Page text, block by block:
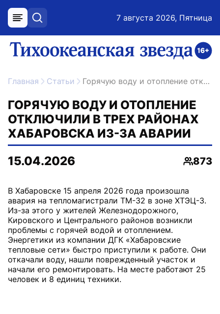
меню поиск 7 августа 2026, Пятница
ссылка на главную
Главная Статьи Горячую воду и отопление отключили в трех районах Хабаровска из-за аварии
ГОРЯЧУЮ ВОДУ И ОТОПЛЕНИЕ
ОТКЛЮЧИЛИ В ТРЕХ РАЙОНАХ
ХАБАРОВСКА ИЗ-ЗА АВАРИИ
15.04.2026
873
В Хабаровске 15 апреля 2026 года произошла
авария на тепломагистрали ТМ-32 в зоне ХТЭЦ-3.
Из-за этого у жителей Железнодорожного,
Кировского и Центрального районов возникли
проблемы с горячей водой и отоплением.
Энергетики из компании ДГК «Хабаровские
тепловые сети» быстро приступили к работе. Они
откачали воду, нашли поврежденный участок и
начали его ремонтировать. На месте работают 25
человек и 8 единиц техники.